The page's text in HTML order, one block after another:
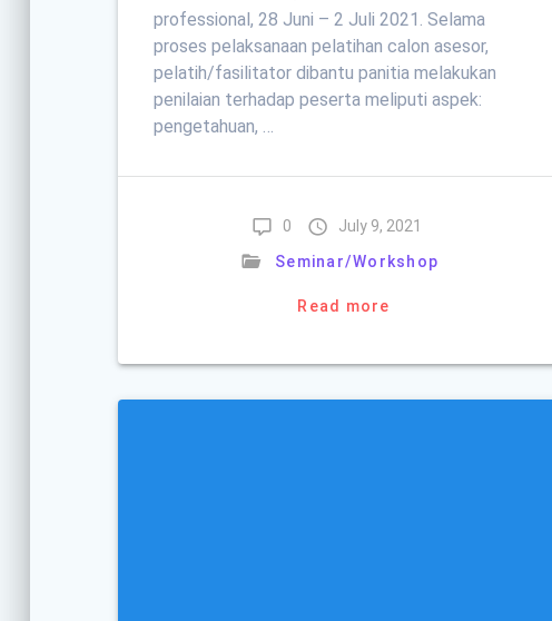
professional, 28 Juni – 2 Juli 2021. Selama
proses pelaksanaan pelatihan calon asesor,
pelatih/fasilitator dibantu panitia melakukan
penilaian terhadap peserta meliputi aspek:
pengetahuan, …
0
July 9, 2021
Seminar/Workshop
Read more